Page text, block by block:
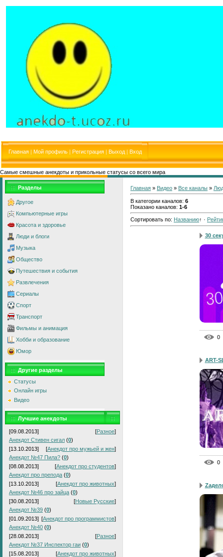
Главная | Мой профиль | Регистрация | Выход | Вход
Самые смешные анекдоты и прикольные статусы со всего мира
Разделы
Другое
Компьютерные игры
Красота и здоровье
Люди и блоги
Музыка
Общество
Путешествия и события
Развлечения
Сериалы
Спорт
Транспорт
Фильмы и анимация
Хобби и образование
Юмор
Другие разделы
Статусы
Онлайн игры
Видео
Лучшие анекдоты
[09.08.2013] [Разное]
Анекдот Стивен сигал (0)
[13.10.2013]
[Анекдот про мужьей и жен]
Анекдот №47 Пила? (0)
[08.08.2013]
[Анекдот про студентов]
Анекдот про препода (0)
[13.10.2013]
[Анекдот про животных]
Анекдот №46 про зайца (0)
[30.08.2013]
[Новые Русские]
Анекдот №39 (0)
[01.09.2013] [Анекдот про программистов]
Анекдот №40 (0)
[28.08.2013]
[Разное]
Анекдот №37 Инспектор гаи (0)
[15.08.2013]
[Анекдот про животных]
Главная » Видео » Все каналы »
В категории каналов: 6
Показано каналов: 1-6
Сортировать по: Названию↑ ·
30
0
ART-
0